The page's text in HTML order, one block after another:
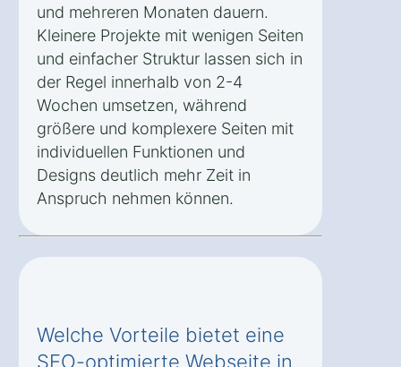
und mehreren Monaten dauern.
Kleinere Projekte mit wenigen Seiten
und einfacher Struktur lassen sich in
der Regel innerhalb von 2-4
Wochen umsetzen, während
größere und komplexere Seiten mit
individuellen Funktionen und
Designs deutlich mehr Zeit in
Anspruch nehmen können.
Welche Vorteile bietet eine
SEO-optimierte Webseite in